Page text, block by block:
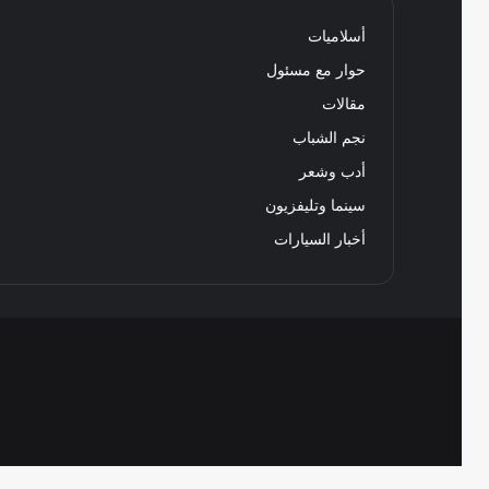
أسلاميات
حوار مع مسئول
مقالات
نجم الشباب
أدب وشعر
سينما وتليفزيون
أخبار السيارات